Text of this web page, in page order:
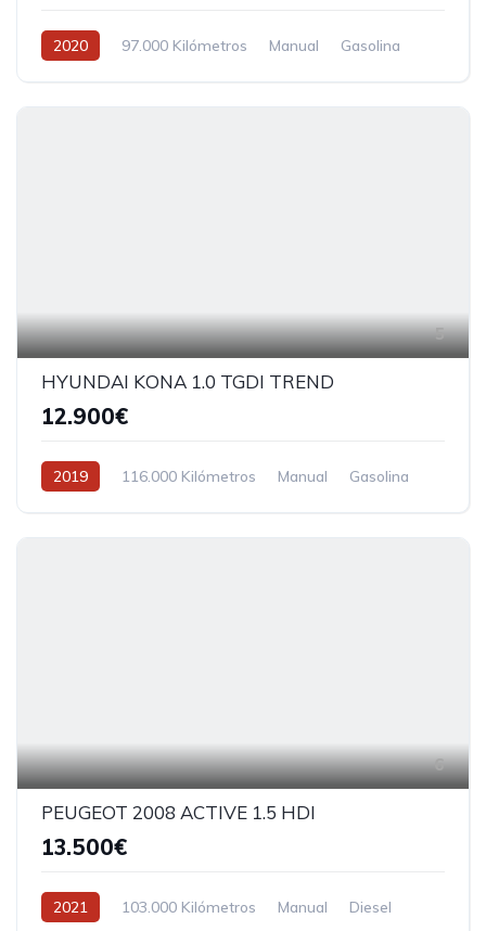
2020 97.000 Kilómetros Manual Gasolina
5
HYUNDAI KONA 1.0 TGDI TREND
12.900€
2019 116.000 Kilómetros Manual Gasolina
6
PEUGEOT 2008 ACTIVE 1.5 HDI
13.500€
2021 103.000 Kilómetros Manual Diesel